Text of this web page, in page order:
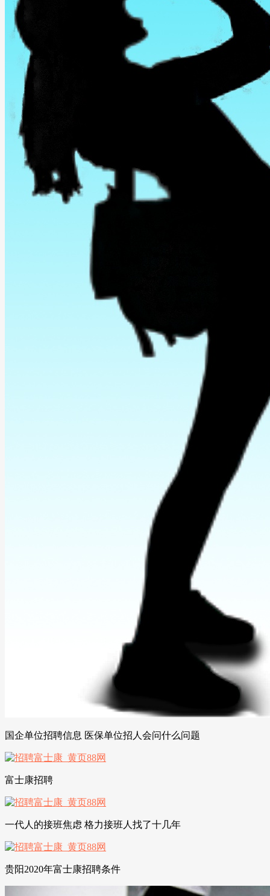
国企单位招聘信息 医保单位招人会问什么问题
富士康招聘
一代人的接班焦虑 格力接班人找了十几年
贵阳2020年富士康招聘条件